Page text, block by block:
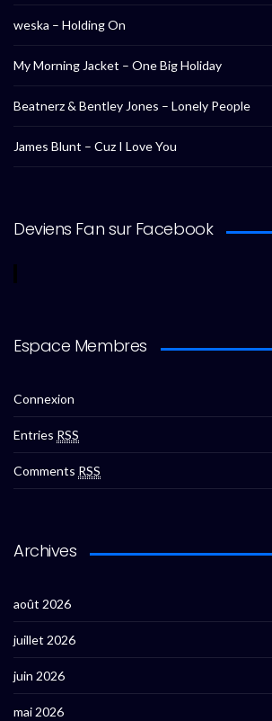
weska – Holding On
My Morning Jacket – One Big Holiday
Beatnerz & Bentley Jones – Lonely People
James Blunt – Cuz I Love You
Deviens Fan sur Facebook
Espace Membres
Connexion
Entries RSS
Comments RSS
Archives
août 2026
juillet 2026
juin 2026
mai 2026